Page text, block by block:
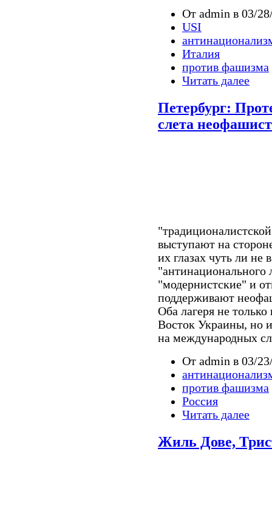
От admin в 03/
USI
Италия
против фашизма
Читать далее
Петербург:
слета
выступают на
их глазах чуть ли не
"антинационального
"модернистские" и
поддерживают
Оба лагеря не
Восток Украины, но
на международных
От admin в 03/
против фашизма
Россия
Читать далее
Жиль Дове,